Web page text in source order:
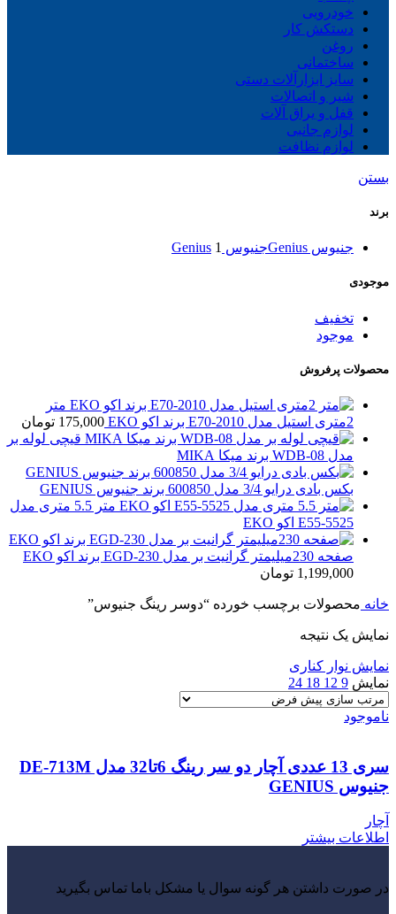
خودرویی
دستکش کار
روغن
ساختمانی
سایز ابزارآلات دستی
شیر و اتصالات
قفل و یراق آلات
لوازم جانبی
لوازم نظافت
بستن
برند
جنیوس Genius جنیوس Genius 1
موجودی
تخفیف
موجود
محصولات پرفروش
متر
2متری استیل مدل E70-2010 برند اکو EKO
175,000 تومان
قیچی لوله بر
مدل WDB-08 برند میکا MIKA
بکس بادی درایو 3/4 مدل 600850 برند جنیوس GENIUS
متر 5.5 متری مدل
E55-5525 اکو EKO
صفحه 230میلیمتر گرانیت بر مدل EGD-230 برند اکو EKO
1,199,000 تومان
خانه محصولات برچسب خورده “دوسر رینگ جنیوس”
نمایش یک نتیجه
نمایش نوار کناری
نمایش 9
12
18
24
ناموجود
سری 13 عددی آچار دو سر رینگ 6تا32 مدل DE-713M
جنیوس GENIUS
آچار
اطلاعات بیشتر
در صورت داشتن هر گونه سوال یا مشکل باما تماس بگیرید